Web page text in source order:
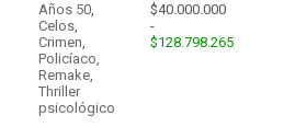
Años 50,
Celos,
Crimen,
Policíaco,
Remake,
Thriller
psicológico
$40.000.000
-
$128.798.265